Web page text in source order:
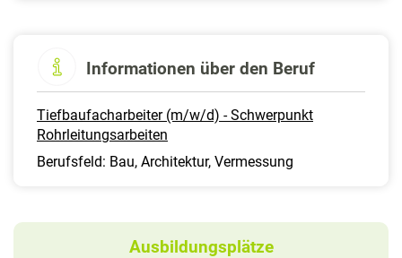
Informationen über den Beruf
Tiefbaufacharbeiter (m/w/d) - Schwerpunkt
Rohrleitungsarbeiten
Berufsfeld: Bau, Architektur, Vermessung
Ausbildungsplätze